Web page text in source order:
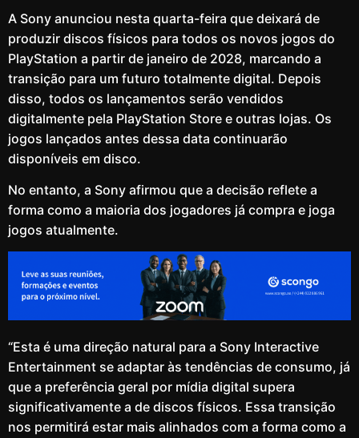
A Sony anunciou nesta quarta-feira que deixará de
produzir discos físicos para todos os novos jogos do
PlayStation a partir de janeiro de 2028, marcando a
transição para um futuro totalmente digital. Depois
disso, todos os lançamentos serão vendidos
digitalmente pela PlayStation Store e outras lojas. Os
jogos lançados antes dessa data continuarão
disponíveis em disco.
No entanto, a Sony afirmou que a decisão reflete a
forma como a maioria dos jogadores já compra e joga
jogos atualmente.
“Esta é uma direção natural para a Sony Interactive
Entertainment se adaptar às tendências de consumo, já
que a preferência geral por mídia digital supera
significativamente a de discos físicos. Essa transição
nos permitirá estar mais alinhados com a forma como a